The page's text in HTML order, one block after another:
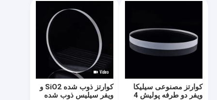
کوارتز ذوب شده SiO2 و
ویفر سیلیس ذوب شده
کوارتز مصنوعی سیلیکا
ویفر دو طرفه پولیش 4